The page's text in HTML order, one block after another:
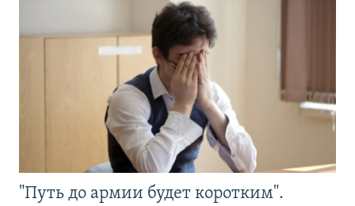
"Путь до армии будет коротким".